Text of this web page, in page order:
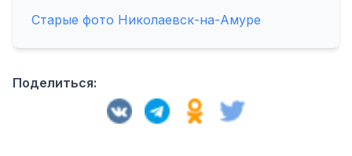
Старые фото Николаевск-на-Амуре
Поделиться: